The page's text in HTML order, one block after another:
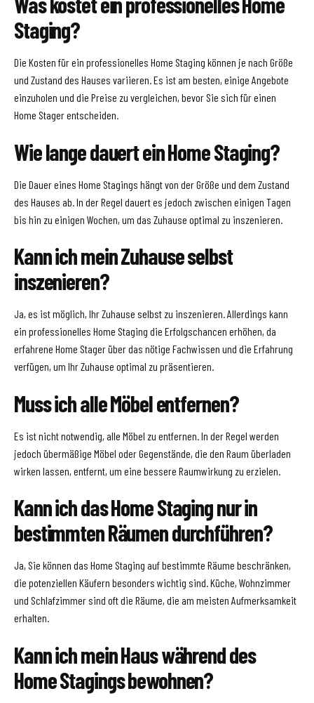
Staging?
Die Kosten für ein professionelles Home Staging können je nach Größe
und Zustand des Hauses variieren. Es ist am besten, einige Angebote
einzuholen und die Preise zu vergleichen, bevor Sie sich für einen
Home Stager entscheiden.
Wie lange dauert ein Home Staging?
Die Dauer eines Home Stagings hängt von der Größe und dem Zustand
des Hauses ab. In der Regel dauert es jedoch zwischen einigen Tagen
bis hin zu einigen Wochen, um das Zuhause optimal zu inszenieren.
Kann ich mein Zuhause selbst
inszenieren?
Ja, es ist möglich, Ihr Zuhause selbst zu inszenieren. Allerdings kann
ein professionelles Home Staging die Erfolgschancen erhöhen, da
erfahrene Home Stager über das nötige Fachwissen und die Erfahrung
verfügen, um Ihr Zuhause optimal zu präsentieren.
Muss ich alle Möbel entfernen?
Es ist nicht notwendig, alle Möbel zu entfernen. In der Regel werden
jedoch übermäßige Möbel oder Gegenstände, die den Raum überladen
wirken lassen, entfernt, um eine bessere Raumwirkung zu erzielen.
Kann ich das Home Staging nur in
bestimmten Räumen durchführen?
Ja, Sie können das Home Staging auf bestimmte Räume beschränken,
die potenziellen Käufern besonders wichtig sind. Küche, Wohnzimmer
und Schlafzimmer sind oft die Räume, die am meisten Aufmerksamkeit
erhalten.
Kann ich mein Haus während des
Home Stagings bewohnen?